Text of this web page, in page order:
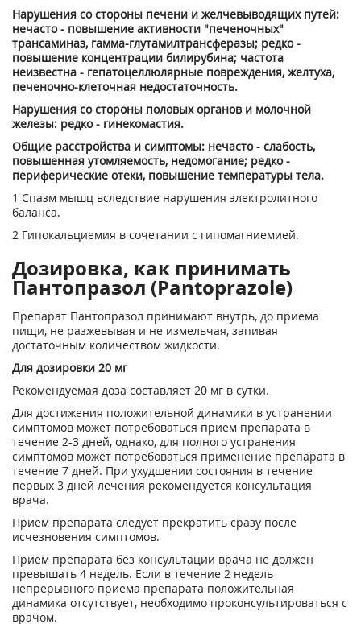
Нарушения со стороны печени и желчевыводящих путей:
нечасто - повышение активности "печеночных"
трансаминаз, гамма-глутамилтрансферазы; редко -
повышение концентрации билирубина; частота
неизвестна - гепатоцеллюлярные повреждения, желтуха,
печеночно-клеточная недостаточность.
Нарушения со стороны половых органов и молочной
железы: редко - гинекомастия.
Общие расстройства и симптомы: нечасто - слабость,
повышенная утомляемость, недомогание; редко -
периферические отеки, повышение температуры тела.
1 Спазм мышц вследствие нарушения электролитного
баланса.
2 Гипокальциемия в сочетании с гипомагниемией.
Дозировка, как принимать
Пантопразол (Pantoprazole)
Препарат Пантопразол принимают внутрь, до приема
пищи, не разжевывая и не измельчая, запивая
достаточным количеством жидкости.
Для дозировки 20 мг
Рекомендуемая доза составляет 20 мг в сутки.
Для достижения положительной динамики в устранении
симптомов может потребоваться прием препарата в
течение 2-3 дней, однако, для полного устранения
симптомов может потребоваться применение препарата в
течение 7 дней. При ухудшении состояния в течение
первых 3 дней лечения рекомендуется консультация
врача.
Прием препарата следует прекратить сразу после
исчезновения симптомов.
Прием препарата без консультации врача не должен
превышать 4 недель. Если в течение 2 недель
непрерывного приема препарата положительная
динамика отсутствует, необходимо проконсультироваться с
врачом.